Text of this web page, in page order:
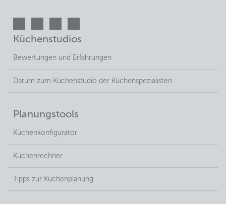
Küchenstudios
Bewertungen und Erfahrungen
Darum zum Küchenstudio der Küchenspezialisten
Planungstools
Küchenkonfigurator
Küchenrechner
Tipps zur Küchenplanung